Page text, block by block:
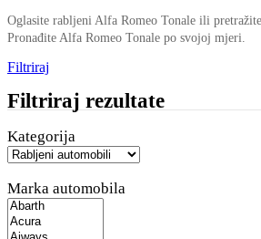
Oglasite rabljeni Alfa Romeo Tonale ili
Pronađite Alfa Romeo Tonale po svojoj mjeri.
Filtriraj
Filtriraj rezultate
Kategorija
Marka automobila